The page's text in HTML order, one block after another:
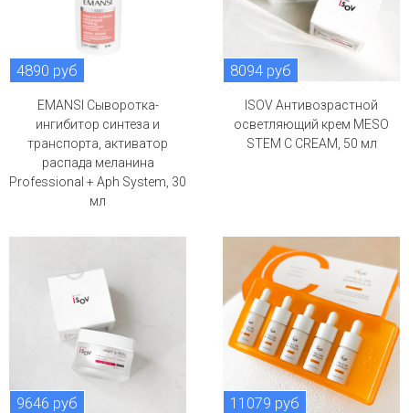
4890 руб
EMANSI Сыворотка-
ингибитор синтеза и
транспорта, активатор
распада меланина
Professional + Aph System, 30
мл
8094 руб
ISOV Антивозрастной
осветляющий крем MESO
STEM C CREAM, 50 мл
9646 руб 11079 руб